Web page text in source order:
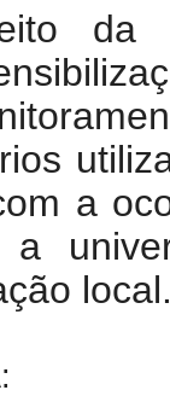
da
a
a